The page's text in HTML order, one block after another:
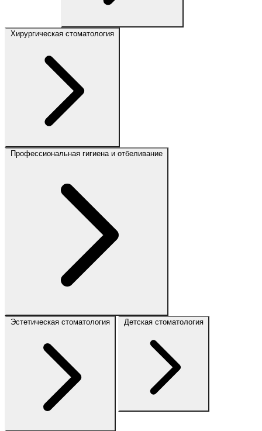
Хирургическая стоматология
Профессиональная гигиена и отбеливание
Эстетическая стоматология Детская стоматология